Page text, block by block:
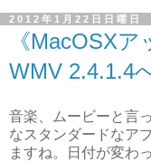
2012年1月22日日曜日
《MacOSX
WMV 2.4.1.4
音楽、ムービーと言
なスタンダードなア
ますね。日付が変わ